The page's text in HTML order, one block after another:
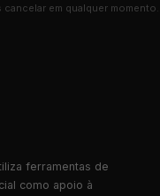
cancelar em qualquer momento.
ferramentas de
como apoio à